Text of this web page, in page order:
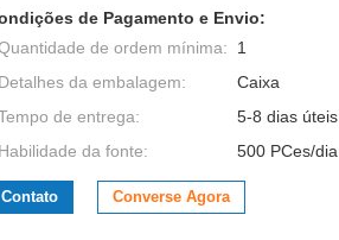
de Pagamento e Envio:
de ordem mínima:
1
Detalhes da embalagem:
Caixa
de entrega:
5-8 dias úteis
Habilidade da fonte:
500 PCes/dia
Contato Converse Agora